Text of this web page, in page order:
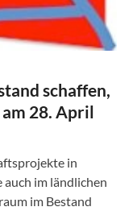
schaffen,
28. April
in
auch im ländlichen
im Bestand